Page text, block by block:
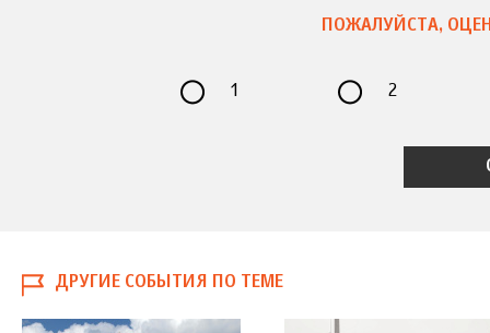
ПОЖАЛУЙСТА,
1 2
ДРУГИЕ СОБЫТИЯ ПО ТЕМЕ